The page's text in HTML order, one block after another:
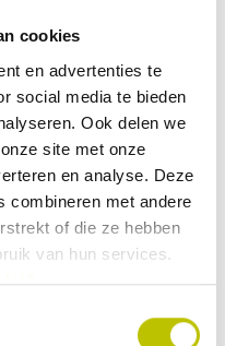
cookies
en advertenties te
social media te bieden
Ook delen we
site met onze
en analyse. Deze
combineren met andere
of die ze hebben
van hun services.
.